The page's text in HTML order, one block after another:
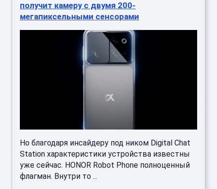
получит камеру с двумя 200-
мегапиксельными сенсорами
Но благодаря инсайдеру под ником Digital Chat
Station характеристики устройства известны
уже сейчас. HONOR Robot Phone полноценный
флагман. Внутри то ...